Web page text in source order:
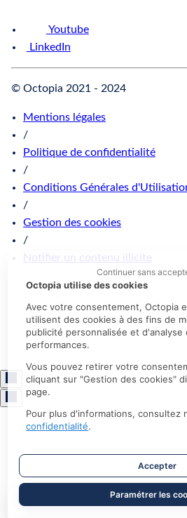
Youtube
LinkedIn
© Octopia 2021 - 2024
Mentions légales
/
Politique de confidentialité
/
Conditions Générales
/
Gestion des cookies
/
Notifier un contenu illicite
Octopia utilise des cookies
Avec votre consentement, Octopia
utilisent des cookies à des fins de
publicité personnalisée et d'analyse
performances.
Vous pouvez retirer votre
cliquant sur "Gestion des cookies"
page.
Pour plus d'informations, consultez
confidentialité.
Continuer sans
Accepter
Paramétrer les